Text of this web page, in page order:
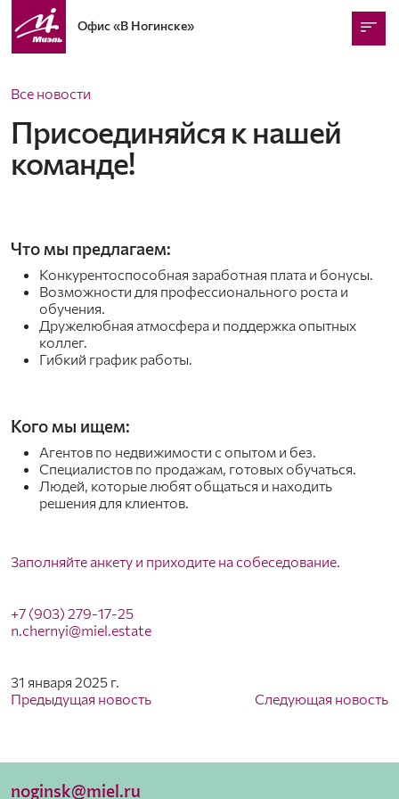
Офис«В Ногинске»
Все новости
Присоединяйся к нашей
команде!
Что мы предлагаем:
Конкурентоспособная заработная плата и бонусы.
Возможности для профессионального роста и
обучения.
Дружелюбная атмосфера и поддержка опытных
коллег.
Гибкий график работы.
Кого мы ищем:
Агентов по недвижимости с опытом и без.
Специалистов по продажам, готовых обучаться.
Людей, которые любят общаться и находить
решения для клиентов.
Заполняйте анкету и приходите на собеседование.
+7 (903) 279-17-25
n.chernyi@miel.estate
31 января 2025 г.
Предыдущая новость
Следующая новость
noginsk@miel.ru